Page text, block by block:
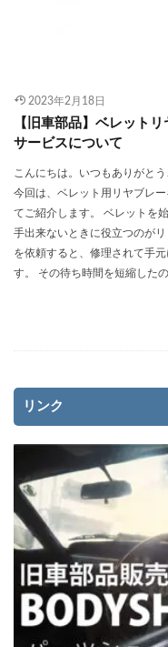
2023年2月18日
【旧車部品】ベレット
サービスについて
こんにちは。いつもありがと
今回は、ベレット用リヤブレ
てご紹介します。 ベレットを
手出来ないときに役立つのが
を依頼すると、修理されて手
す。 その待ち時間を短縮した
リンク